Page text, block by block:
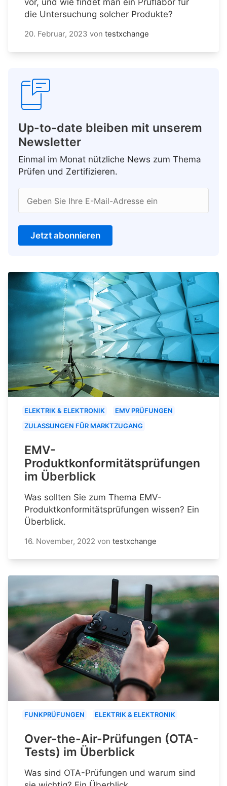
die Untersuchung solcher Produkte?
20. Februar, 2023 von testxchange
Up-to-date bleiben mit unserem
Newsletter
Einmal im Monat nützliche News zum Thema
Prüfen und Zertifizieren.
Geben Sie Ihre E-Mail-Adresse ein
Jetzt abonnieren
ELEKTRIK & ELEKTRONIK
EMV PRÜFUNGEN
ZULASSUNGEN FÜR MARKTZUGANG
EMV-
Produktkonformitätsprüfungen
im Überblick
Was sollten Sie zum Thema EMV-
Produktkonformitätsprüfungen wissen? Ein
Überblick.
16. November, 2022 von testxchange
FUNKPRÜFUNGEN ELEKTRIK & ELEKTRONIK
Over-the-Air-Prüfungen (OTA-
Tests) im Überblick
Was sind OTA-Prüfungen und warum sind